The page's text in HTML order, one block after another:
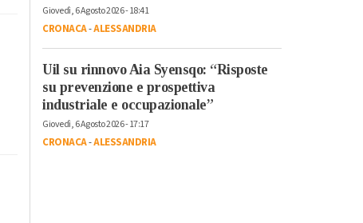
Giovedì, 6 Agosto 2026 - 18:41
CRONACA-ALESSANDRIA
Uil su rinnovo Aia Syensqo: “Risposte
su prevenzione e prospettiva
industriale e occupazionale”
Giovedì, 6 Agosto 2026 - 17:17
CRONACA-ALESSANDRIA